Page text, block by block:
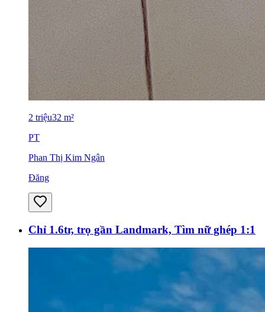
2 triệu32 m²
PT
Phan Thị Kim Ngân
Đăng
Chỉ 1.6tr, trọ gần Landmark, Tìm nữ ghép 1:1